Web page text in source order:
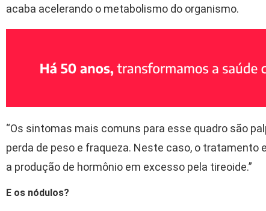
acaba acelerando o metabolismo do organismo.
“Os sintomas mais comuns para esse quadro são
perda de peso e fraqueza. Neste caso, o tratamento
a produção de hormônio em excesso pela tireoide.”
E os nódulos?